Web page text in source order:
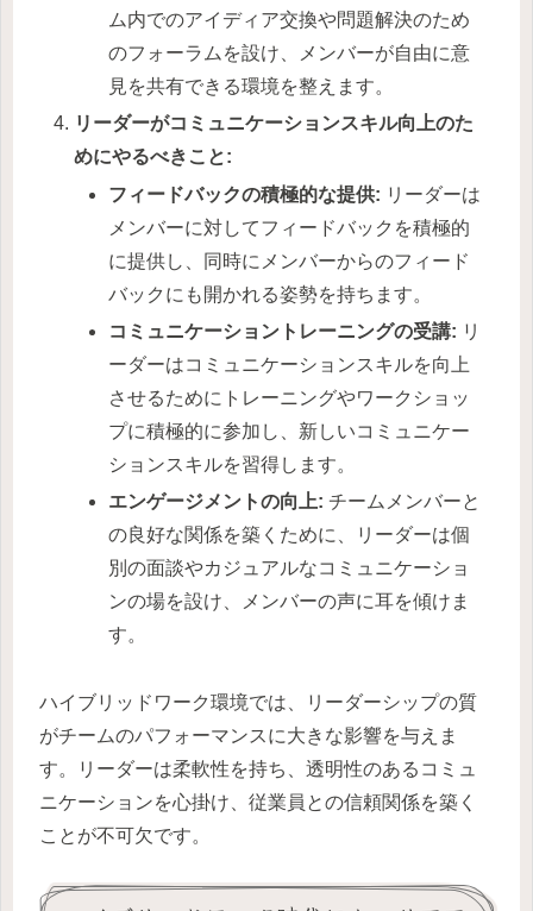
ム内でのアイディア交換や問題解決のため
のフォーラムを設け、メンバーが自由に意
見を共有できる環境を整えます。
リーダーがコミュニケーションスキル向上のた
めにやるべきこと:
フィードバックの積極的な提供: リーダーは
メンバーに対してフィードバックを積極的
に提供し、同時にメンバーからのフィード
バックにも開かれる姿勢を持ちます。
コミュニケーショントレーニングの受講: リ
ーダーはコミュニケーションスキルを向上
させるためにトレーニングやワークショッ
プに積極的に参加し、新しいコミュニケー
ションスキルを習得します。
エンゲージメントの向上: チームメンバーと
の良好な関係を築くために、リーダーは個
別の面談やカジュアルなコミュニケーショ
ンの場を設け、メンバーの声に耳を傾けま
す。
ハイブリッドワーク環境では、リーダーシップの質
がチームのパフォーマンスに大きな影響を与えま
す。リーダーは柔軟性を持ち、透明性のあるコミュ
ニケーションを心掛け、従業員との信頼関係を築く
ことが不可欠です。